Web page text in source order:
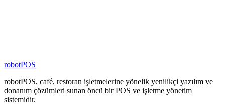
robotPOS
robotPOS, café, restoran işletmelerine yönelik yenilikçi yazılım ve
donanım çözümleri sunan öncü bir POS ve işletme yönetim
sistemidir.